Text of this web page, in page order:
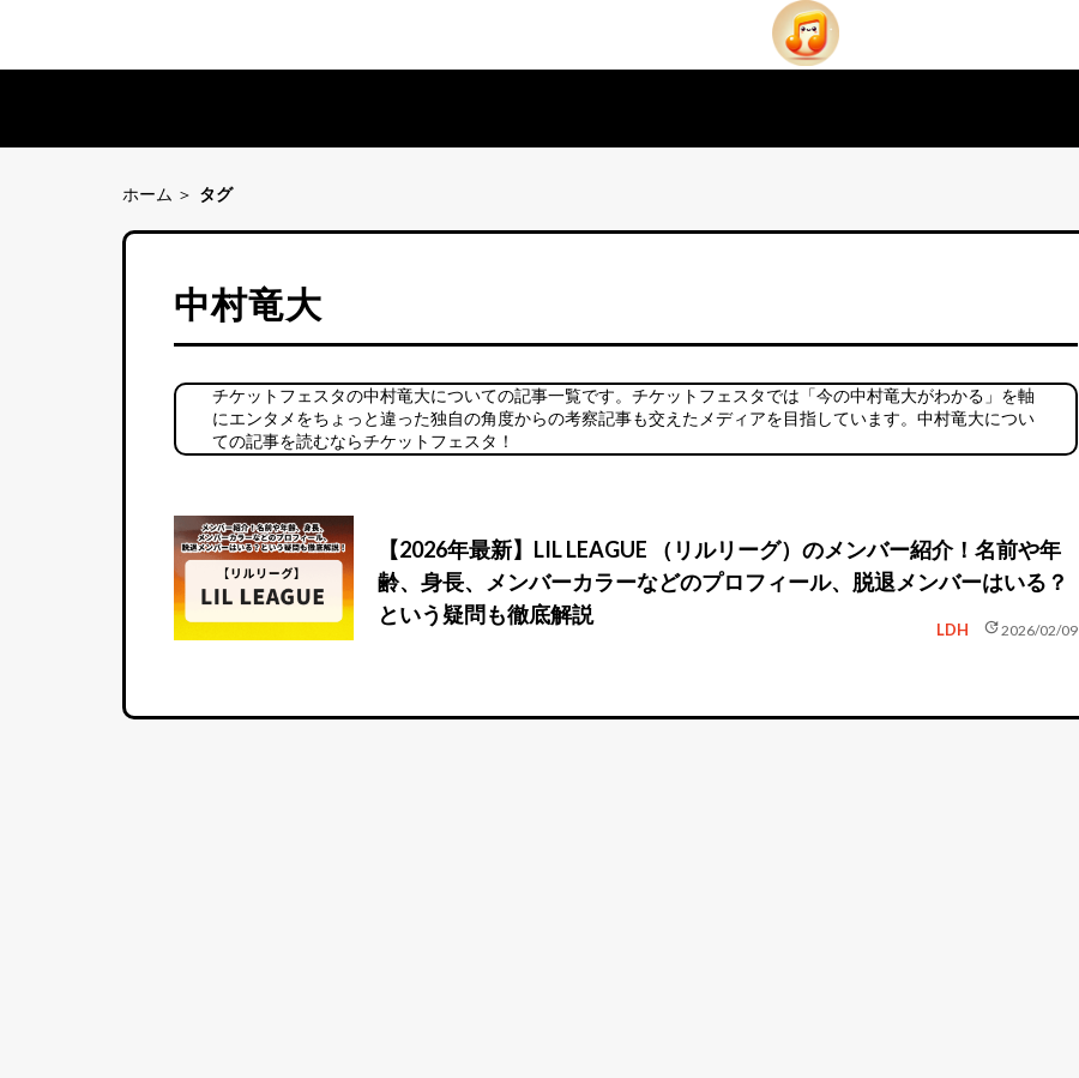
ホーム タグ
中村竜大
チケットフェスタの中村竜大についての記事一覧です。チケットフェスタでは「今の中村竜大がわかる」を軸
にエンタメをちょっと違った独自の角度からの考察記事も交えたメディアを目指しています。中村竜大につい
ての記事を読むならチケットフェスタ！
【2026年最新】LIL LEAGUE （リルリーグ）のメンバー紹介！名前や年
齢、身長、メンバーカラーなどのプロフィール、脱退メンバーはいる？
という疑問も徹底解説
LDH update2026/02/09